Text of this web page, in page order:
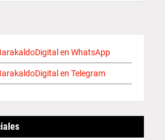
en WhatsApp
en Telegram